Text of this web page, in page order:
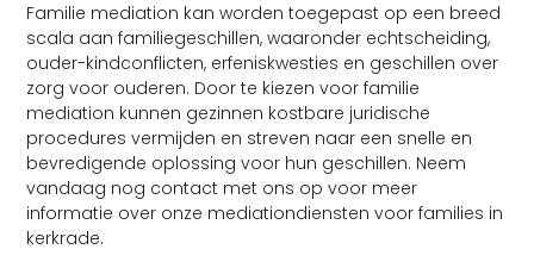
Familie mediation kan worden toegepast op een breed
scala aan familiegeschillen, waaronder echtscheiding,
ouder-kindconflicten, erfeniskwesties en geschillen over
zorg voor ouderen. Door te kiezen voor familie
mediation kunnen gezinnen kostbare juridische
procedures vermijden en streven naar een snelle en
bevredigende oplossing voor hun geschillen. Neem
vandaag nog contact met ons op voor meer
informatie over onze mediationdiensten voor families in
kerkrade.